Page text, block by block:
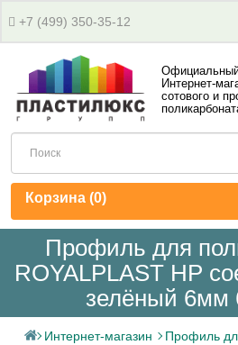
+7 (499) 350-35-12
Интернет-
сотового и
Корзина (0)
Профиль для
ROYALPLAST HP
зелёный 6мм
Интернет-магазин
Профиль